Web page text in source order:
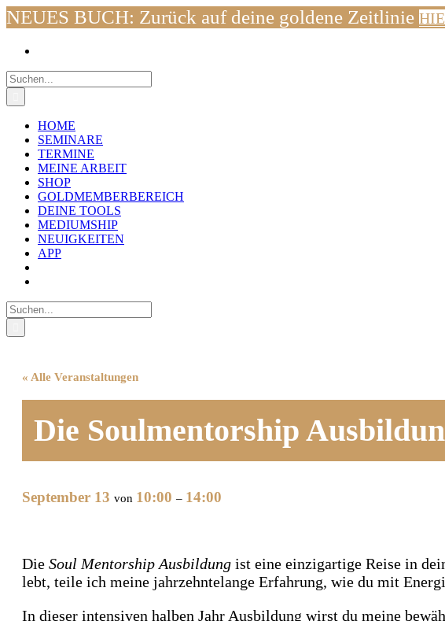
NEUES BUCH: Zurück auf deine goldene Zeitlinie
Inhalt
Facebook
Instagram
YouTube
WhatsApp
Suche
nach:
HOME
SEMINARE
TERMINE
MEINE ARBEIT
SHOP
GOLDMEMBERBEREICH
DEINE TOOLS
MEDIUMSHIP
NEUIGKEITEN
APP
Suche
nach:
« Alle Veranstaltungen
Die Soulmentorship
September 13 von 10:00 – 14:00
Die Soul Mentorship Ausbildung ist eine einzigartige Reise in
lebt, teile ich meine jahrzehntelange Erfahrung, wie du mit
In dieser intensiven halben Jahr Ausbildung wirst du meine